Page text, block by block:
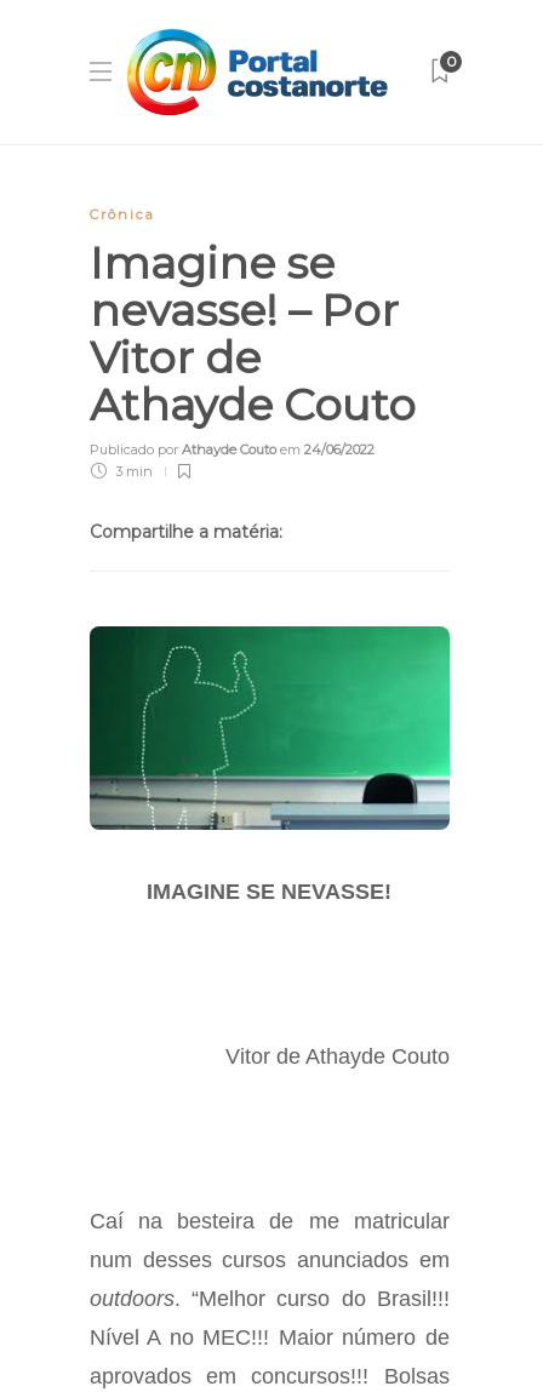
0
Crônica
Imagine se
nevasse! – Por
Vitor de
Athayde Couto
Publicado por Athayde Coutoem 24/06/2022
3 min
Compartilhe a matéria:
IMAGINE SE NEVASSE!
Vitor de Athayde Couto
Caí na besteira de me matricular
num desses cursos anunciados em
outdoors. “Melhor curso do Brasil!!!
Nível A no MEC!!! Maior número de
aprovados em concursos!!! Bolsas